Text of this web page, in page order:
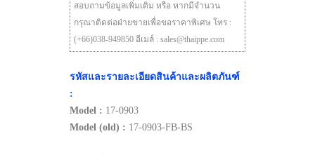
สอบถามข้อมูลเพิ่มเติม หรือ หากมีจำนวน
กรุณาติดต่อฝ่ายขายเพื่อขอราคาพิเศษ โทร :
(+66)038-949850 อีเมล์ : sales@thaippe.com
รหัสและรายละเอียดสินค้าและผลิตภันฑ์
:
Model : 17-0903
Model (old) : 17-0903-FB-BS